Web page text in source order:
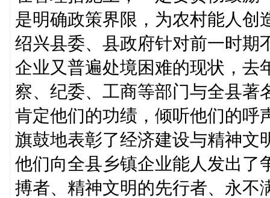
是明确政策界限，为农村能人创
绍兴县委、县政府针对前一时期
企业又普遍处境困难的现状，去
察、纪委、工商等部门与全县著
肯定他们的功绩，倾听他们的呼
旗鼓地表彰了经济建设与精神文
他们向全县乡镇企业能人发出了
搏者、精神文明的先行者、永不